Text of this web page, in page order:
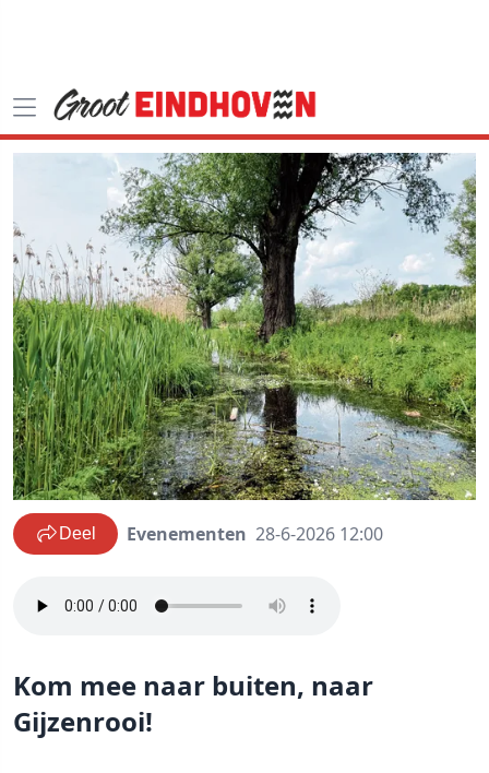
Deel Evenementen 28-6-2026 12:00
Kom mee naar buiten, naar
Gijzenrooi!